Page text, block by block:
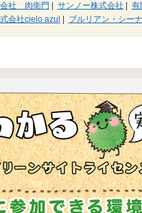
社 肉衛門 サンノー株式会社 有
会社cielo azul ブルリアン・シー